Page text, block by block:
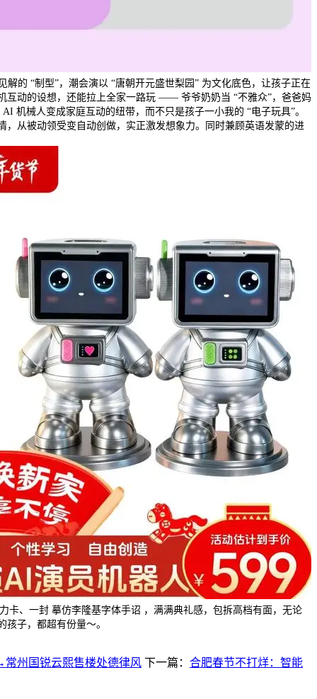
解的 “制型”，潮会演以 “唐朝开元盛世梨园” 为文化底色，让孩子正在
互动的设想，还能拉上全家一路玩 —— 爷爷奶奶当 “不雅众”，爸爸妈
机械人变成家庭互动的纽带，而不只是孩子一小我的 “电子玩具”。
，从被动领受变自动创做，实正激发想象力。同时兼顾英语发蒙的进
卡、一封 摹仿李隆基字体手诏 ，满满典礼感，包拆高档有面，无论
孩子，都超有份量～。
州国锐云熙售楼处德律风 下一篇： 合肥春节不打烊：智能